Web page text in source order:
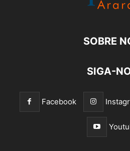
SOBRE
SIGA-
Facebook